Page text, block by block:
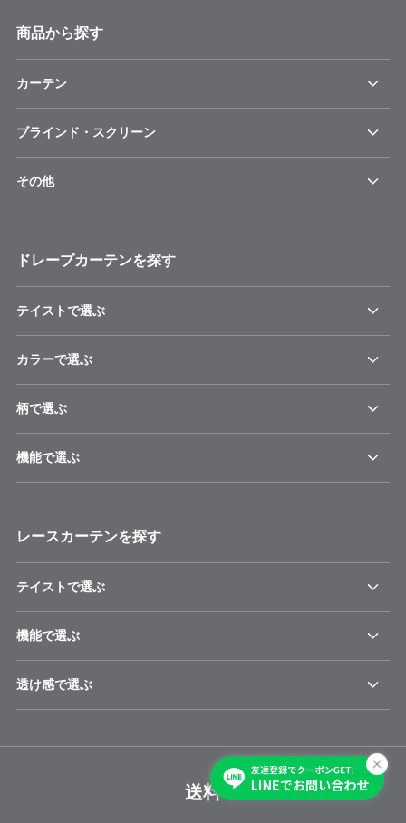
商品から探す
カーテン
ブラインド・スクリーン
その他
ドレープカーテンを探す
テイストで選ぶ
カラーで選ぶ
柄で選ぶ
機能で選ぶ
レースカーテンを探す
テイストで選ぶ
機能で選ぶ
透け感で選ぶ
送料